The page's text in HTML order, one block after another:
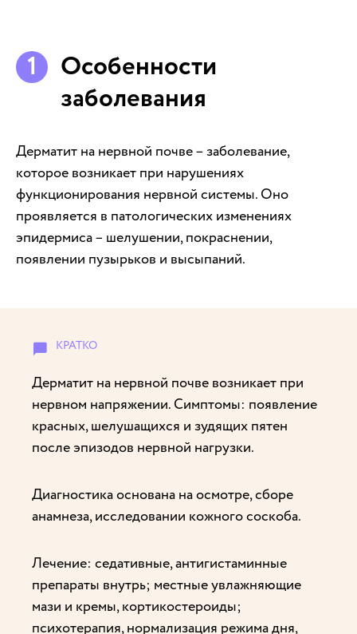
Особенности
заболевания
Дерматит на нервной почве – заболевание,
которое возникает при нарушениях
функционирования нервной системы. Оно
проявляется в патологических изменениях
эпидермиса – шелушении, покраснении,
появлении пузырьков и высыпаний.
Дерматит на нервной почве возникает при
нервном напряжении. Симптомы: появление
красных, шелушащихся и зудящих пятен
после эпизодов нервной нагрузки.
Диагностика основана на осмотре, сборе
анамнеза, исследовании кожного соскоба.
Лечение: седативные, антигистаминные
препараты внутрь; местные увлажняющие
мази и кремы, кортикостероиды;
психотерапия, нормализация режима дня,